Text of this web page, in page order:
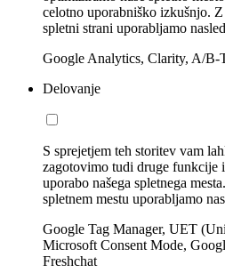
celotno uporabniško izkušnjo.
spletni strani uporabljamo
Google Analytics, Clarity, A/B-
Delovanje
S sprejetjem teh storitev vam
zagotovimo tudi druge funkcije
uporabo našega spletnega
spletnem mestu uporabljamo
Google Tag Manager, UET
Microsoft Consent Mode,
Freshchat